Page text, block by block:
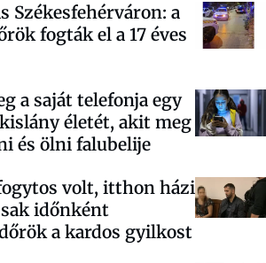
Székesfehérváron: a
fogták el a 17 éves
a saját telefonja egy
életét, akit meg
és ölni falubelije
volt, itthon házi
időnként
a kardos gyilkost